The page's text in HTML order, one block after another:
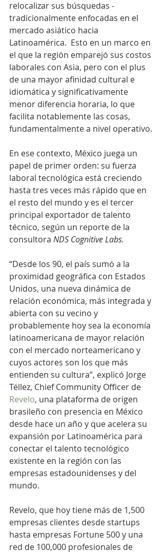
relocalizar sus búsquedas -
tradicionalmente enfocadas en el
mercado asiático hacia
Latinoamérica.  Esto en un marco en
el que la región emparejó sus costos
laborales con Asia, pero con el plus
de una mayor afinidad cultural e
idiomática y significativamente
menor diferencia horaria, lo que
facilita notablemente las cosas,
fundamentalmente a nivel operativo.
En ese contexto, México juega un
papel de primer orden: su fuerza
laboral tecnológica está creciendo
hasta tres veces más rápido que en
el resto del mundo y es el tercer
principal exportador de talento
técnico, según un reporte de la
consultora NDS Cognitive Labs.
“Desde los 90, el país sumó a la
proximidad geográfica con Estados
Unidos, una nueva dinámica de
relación económica, más integrada y
abierta con su vecino y
probablemente hoy sea la economía
latinoamericana de mayor relación
con el mercado norteamericano y
cuyos actores son los que más
entienden su cultura”, explicó Jorge
Téllez, Chief Community Officer de
Revelo, una plataforma de origen
brasileño con presencia en México
desde hace un año y que acelera su
expansión por Latinoamérica para
conectar el talento tecnológico
existente en la región con las
empresas estadounidenses y del
mundo.
Revelo, que hoy tiene más de 1,500
empresas clientes desde startups
hasta empresas Fortune 500 y una
red de 100,000 profesionales de